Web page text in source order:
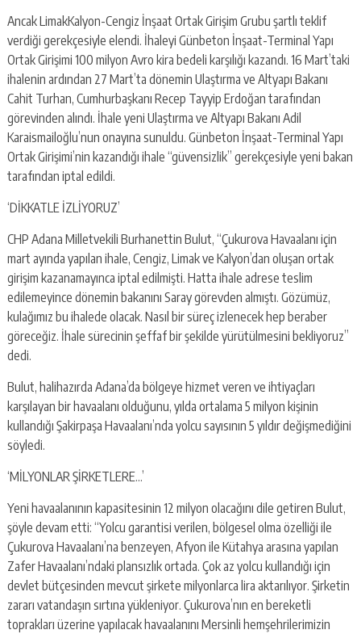
Ancak LimakKalyon-Cengiz İnşaat Ortak Girişim Grubu şartlı teklif
verdiği gerekçesiyle elendi. İhaleyi Günbeton İnşaat-Terminal Yapı
Ortak Girişimi 100 milyon Avro kira bedeli karşılığı kazandı. 16 Mart’taki
ihalenin ardından 27 Mart’ta dönemin Ulaştırma ve Altyapı Bakanı
Cahit Turhan, Cumhurbaşkanı Recep Tayyip Erdoğan tarafından
görevinden alındı. İhale yeni Ulaştırma ve Altyapı Bakanı Adil
Karaismailoğlu’nun onayına sunuldu. Günbeton İnşaat-Terminal Yapı
Ortak Girişimi’nin kazandığı ihale “güvensizlik” gerekçesiyle yeni bakan
tarafından iptal edildi.
‘DİKKATLE İZLİYORUZ’
CHP Adana Milletvekili Burhanettin Bulut, “Çukurova Havaalanı için
mart ayında yapılan ihale, Cengiz, Limak ve Kalyon’dan oluşan ortak
girişim kazanamayınca iptal edilmişti. Hatta ihale adrese teslim
edilemeyince dönemin bakanını Saray görevden almıştı. Gözümüz,
kulağımız bu ihalede olacak. Nasıl bir süreç izlenecek hep beraber
göreceğiz. İhale sürecinin şeffaf bir şekilde yürütülmesini bekliyoruz”
dedi.
Bulut, halihazırda Adana’da bölgeye hizmet veren ve ihtiyaçları
karşılayan bir havaalanı olduğunu, yılda ortalama 5 milyon kişinin
kullandığı Şakirpaşa Havaalanı’nda yolcu sayısının 5 yıldır değişmediğini
söyledi.
‘MİLYONLAR ŞİRKETLERE…’
Yeni havaalanının kapasitesinin 12 milyon olacağını dile getiren Bulut,
şöyle devam etti: “Yolcu garantisi verilen, bölgesel olma özelliği ile
Çukurova Havaalanı’na benzeyen, Afyon ile Kütahya arasına yapılan
Zafer Havaalanı’ndaki plansızlık ortada. Çok az yolcu kullandığı için
devlet bütçesinden mevcut şirkete milyonlarca lira aktarılıyor. Şirketin
zararı vatandaşın sırtına yükleniyor. Çukurova’nın en bereketli
toprakları üzerine yapılacak havaalanını Mersinli hemşehrilerimizin